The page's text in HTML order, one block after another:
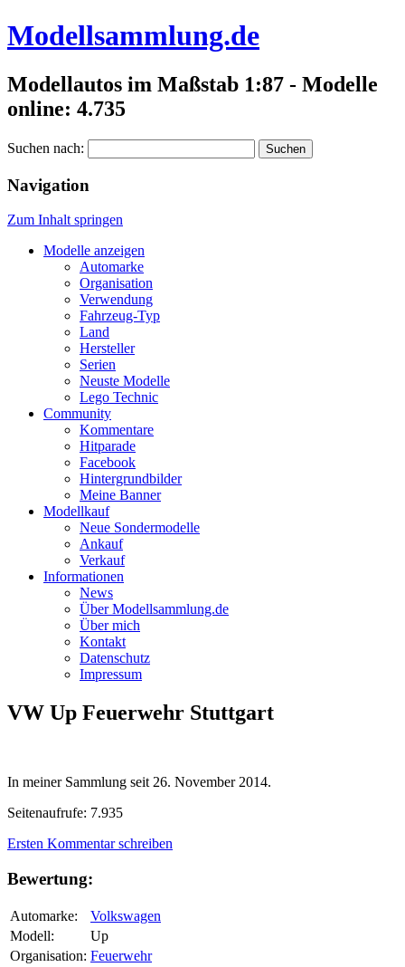
Modellsammlung.de
Modellautos im Maßstab 1:87 - Modelle
online: 4.735
Suchen nach:
Navigation
Zum Inhalt springen
Modelle anzeigen
Automarke
Organisation
Verwendung
Fahrzeug-Typ
Land
Hersteller
Serien
Neuste Modelle
Lego Technic
Community
Kommentare
Hitparade
Facebook
Hintergrundbilder
Meine Banner
Modellkauf
Neue Sondermodelle
Ankauf
Verkauf
Informationen
News
Über Modellsammlung.de
Über mich
Kontakt
Datenschutz
Impressum
VW Up Feuerwehr Stuttgart
In meiner Sammlung seit 26. November 2014.
Seitenaufrufe: 7.935
Ersten Kommentar schreiben
Bewertung:
Automarke:
Volkswagen
Modell:
Up
Organisation: Feuerwehr